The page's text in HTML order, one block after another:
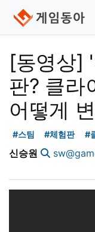
[동영상]
판? 클라
어떻게
#스팀 #체험판 #
신승원